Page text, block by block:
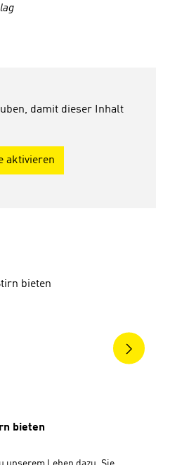
damit dieser Inhalt
aktivieren
bieten